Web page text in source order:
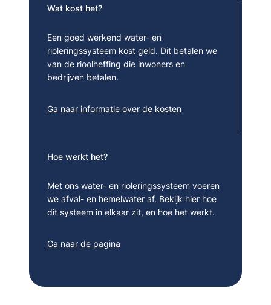
Wat kost het?
Een goed werkend water- en
rioleringssysteem kost geld. Dit betalen we
van de rioolheffing die inwoners en
bedrijven betalen.
Ga naar informatie over de kosten
Hoe werkt het?
Met ons water- en rioleringssysteem voeren
we afval- en hemelwater af. Bekijk hier hoe
dit systeem in elkaar zit, en hoe het werkt.
Ga naar de pagina